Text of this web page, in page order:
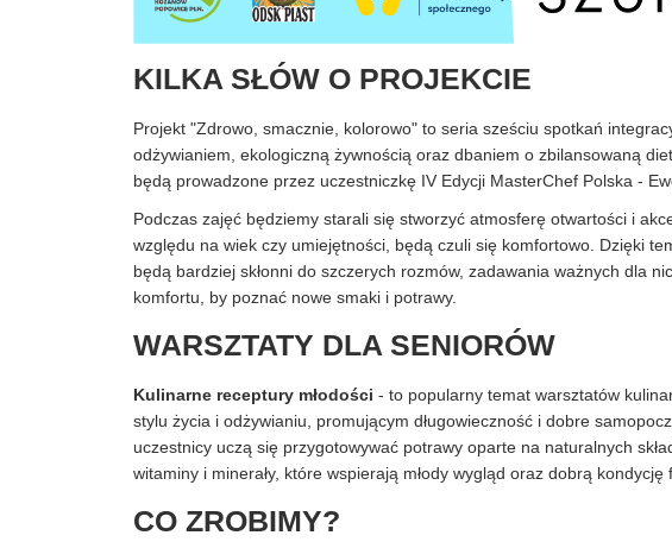
KILKA SŁÓW O PROJEKCIE
Projekt "Zdrowo, smacznie, kolorowo" to seria sześciu spotkań
odżywianiem, ekologiczną żywnością oraz dbaniem o zbilansowaną
będą prowadzone przez uczestniczkę IV Edycji MasterChef Polska -
Podczas zajęć będziemy starali się stworzyć atmosferę otwartości i
względu na wiek czy umiejętności, będą czuli się komfortowo. Dzięki
będą bardziej skłonni do szczerych rozmów, zadawania ważnych dla
komfortu, by poznać nowe smaki i potrawy.
WARSZTATY DLA SENIORÓW
Kulinarne receptury młodości - to popularny temat warsztatów
stylu życia i odżywianiu, promującym długowieczność i dobre
uczestnicy uczą się przygotowywać potrawy oparte na naturalnych
witaminy i minerały, które wspierają młody wygląd oraz dobrą kondycję
CO ZROBIMY?